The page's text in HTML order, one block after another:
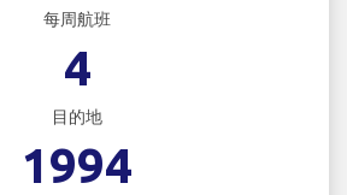
每周航班
4
目的地
1994